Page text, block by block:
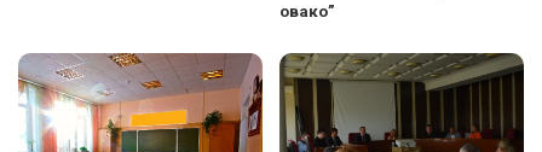
овако”